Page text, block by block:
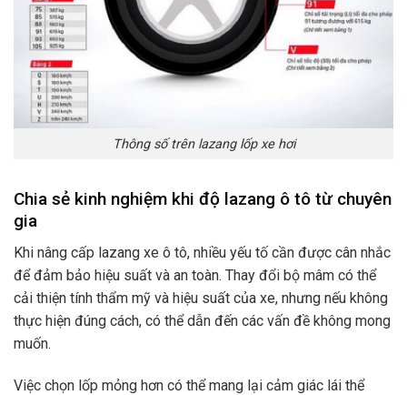
Thông số trên lazang lốp xe hơi
Chia sẻ kinh nghiệm khi độ lazang ô tô từ chuyên
gia
Khi nâng cấp lazang xe ô tô, nhiều yếu tố cần được cân nhắc
để đảm bảo hiệu suất và an toàn. Thay đổi bộ mâm có thể
cải thiện tính thẩm mỹ và hiệu suất của xe, nhưng nếu không
thực hiện đúng cách, có thể dẫn đến các vấn đề không mong
muốn.
Việc chọn lốp mỏng hơn có thể mang lại cảm giác lái thể